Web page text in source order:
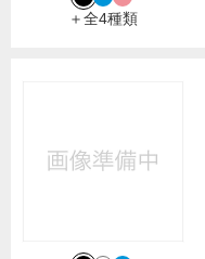
＋全4種類